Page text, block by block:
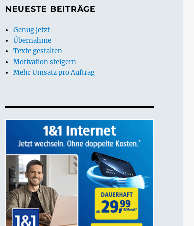
NEUESTE BEITRÄGE
Genug jetzt
Übernahme
Texte gestalten
Motivation steigern
Mehr Umsatz pro Auftrag